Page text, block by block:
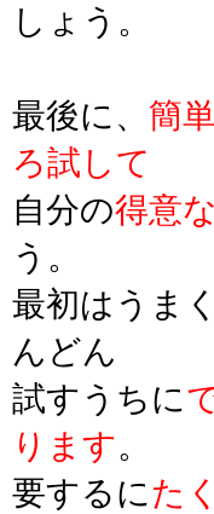
しょう。
最後に、 簡
ろ試して
自分の得意
う。
最初はうま
んどん
試すうちに
ります。
要するにた